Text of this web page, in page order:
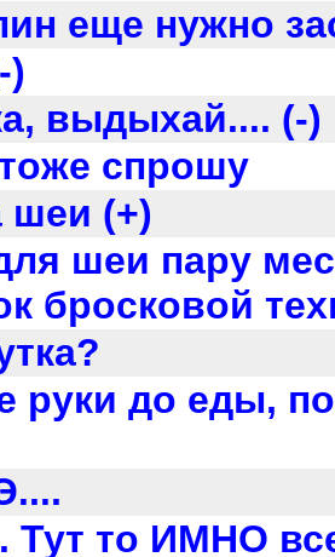
еще нужно
)
выдыхай.... (-)
спрошу
шеи (+)
шеи пару
бросковой
руки до еды,
Тут то ИМНО